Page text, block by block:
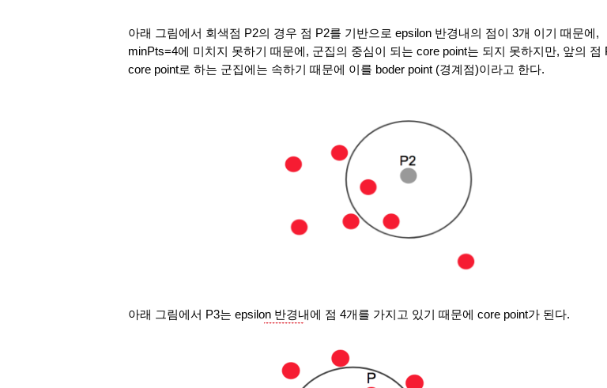
아래 그림에서 회색점 P2의 경우 점 P2를 기반으로 epsilon 반경내의 점이 3개 이기 때문에,
minPts=4에 미치지 못하기 때문에, 군집의 중심이 되는 core point는 되지 못하지만, 앞의 점
core point로 하는 군집에는 속하기 때문에 이를 boder point (경계점)이라고 한다.
아래 그림에서 P3는 epsilon 반경내에 점 4개를 가지고 있기 때문에 core point가 된다.